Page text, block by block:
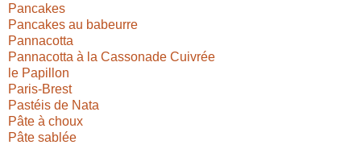
Pancakes
Pancakes au babeurre
Pannacotta
Pannacotta à la Cassonade Cuivrée
le Papillon
Paris-Brest
Pastéis de Nata
Pâte à choux
Pâte sablée